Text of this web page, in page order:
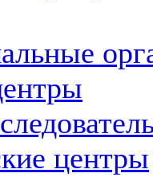
центры